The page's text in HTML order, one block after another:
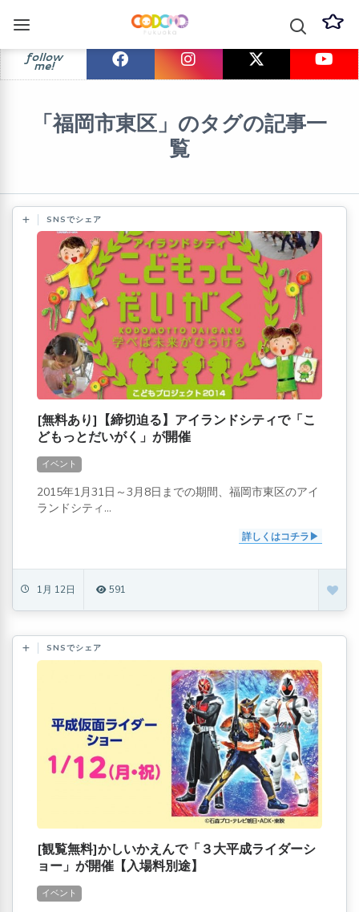
follow
me!
「福岡市東区」のタグの記事一
覧
SNSでシェア
[無料あり]【締切迫る】アイランドシティで「こ
どもっとだいがく」が開催
イベント
2015年1月31日～3月8日までの期間、福岡市東区のアイ
ランドシティ...
詳しくはコチラ
1月 12日 591
SNSでシェア
[観覧無料]かしいかえんで「３大平成ライダーシ
ョー」が開催【入場料別途】
イベント